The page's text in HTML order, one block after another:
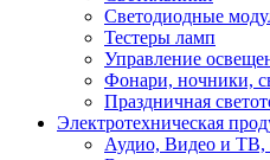
Светодиодные
Тестеры ламп
Управление
Фонари, ночники,
Праздничная
Электротехническая
Аудио, Видео и ТВ,